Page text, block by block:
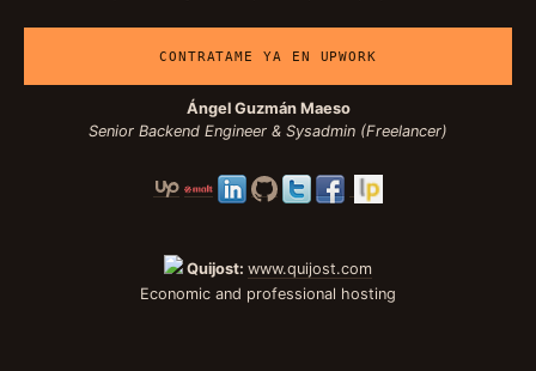
CONTRATAME YA EN UPWORK
Ángel Guzmán Maeso
Senior Backend Engineer & Sysadmin (Freelancer)
Quijost: www.quijost.com
Economic and professional hosting